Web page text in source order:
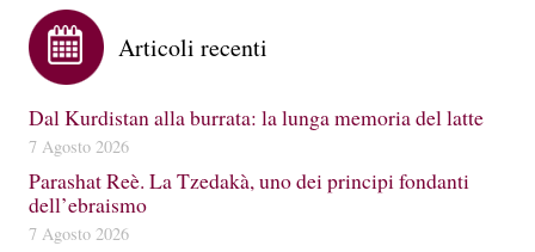
Articoli recenti
Dal Kurdistan alla burrata: la lunga memoria del latte
7 Agosto 2026
Parashat Reè. La Tzedakà, uno dei principi fondanti
dell’ebraismo
7 Agosto 2026